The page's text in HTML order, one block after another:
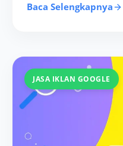
Baca Selengkapnya
JASA IKLAN GOOGLE